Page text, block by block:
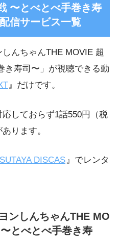
〜とべとべ手巻き寿
信サービス一覧
んちゃんTHE MOVIE 超
き寿司〜」が視聴できる動
』だけです。
しておらず1話550円（税
ります。
DISCAS』でレンタ
ンしんちゃんTHE MO
とべとべ手巻き寿